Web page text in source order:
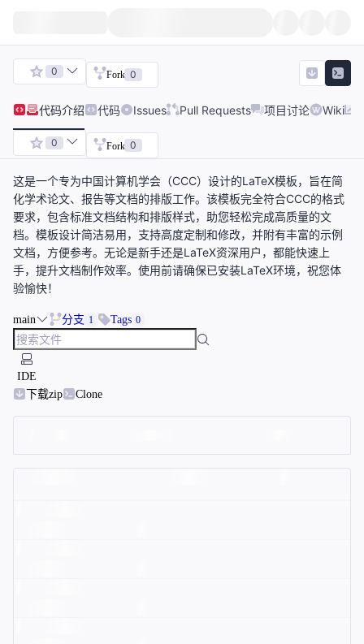
0 Fork 0
代码介绍 代码 Issues Pull Requests 项目讨论 Wiki
0 Fork 0
这是一个专为中国计算机学会（CCC）设计的LaTeX模板，旨在简
化学术论文、报告等文档的排版工作。该模板完全符合CCC的格式
要求，包含标准文档结构和排版样式，助您轻松完成高质量的文
档。模板设计简洁易用，支持高度定制和修改，并附有丰富的示例
文档，方便参考。无论是新手还是LaTeX资深用户，都能快速上
手，提升文档制作效率。使用前请确保已安装LaTeX环境，祝您体
验愉快！
main 分支 1 Tags 0
IDE
下载zip
Clone